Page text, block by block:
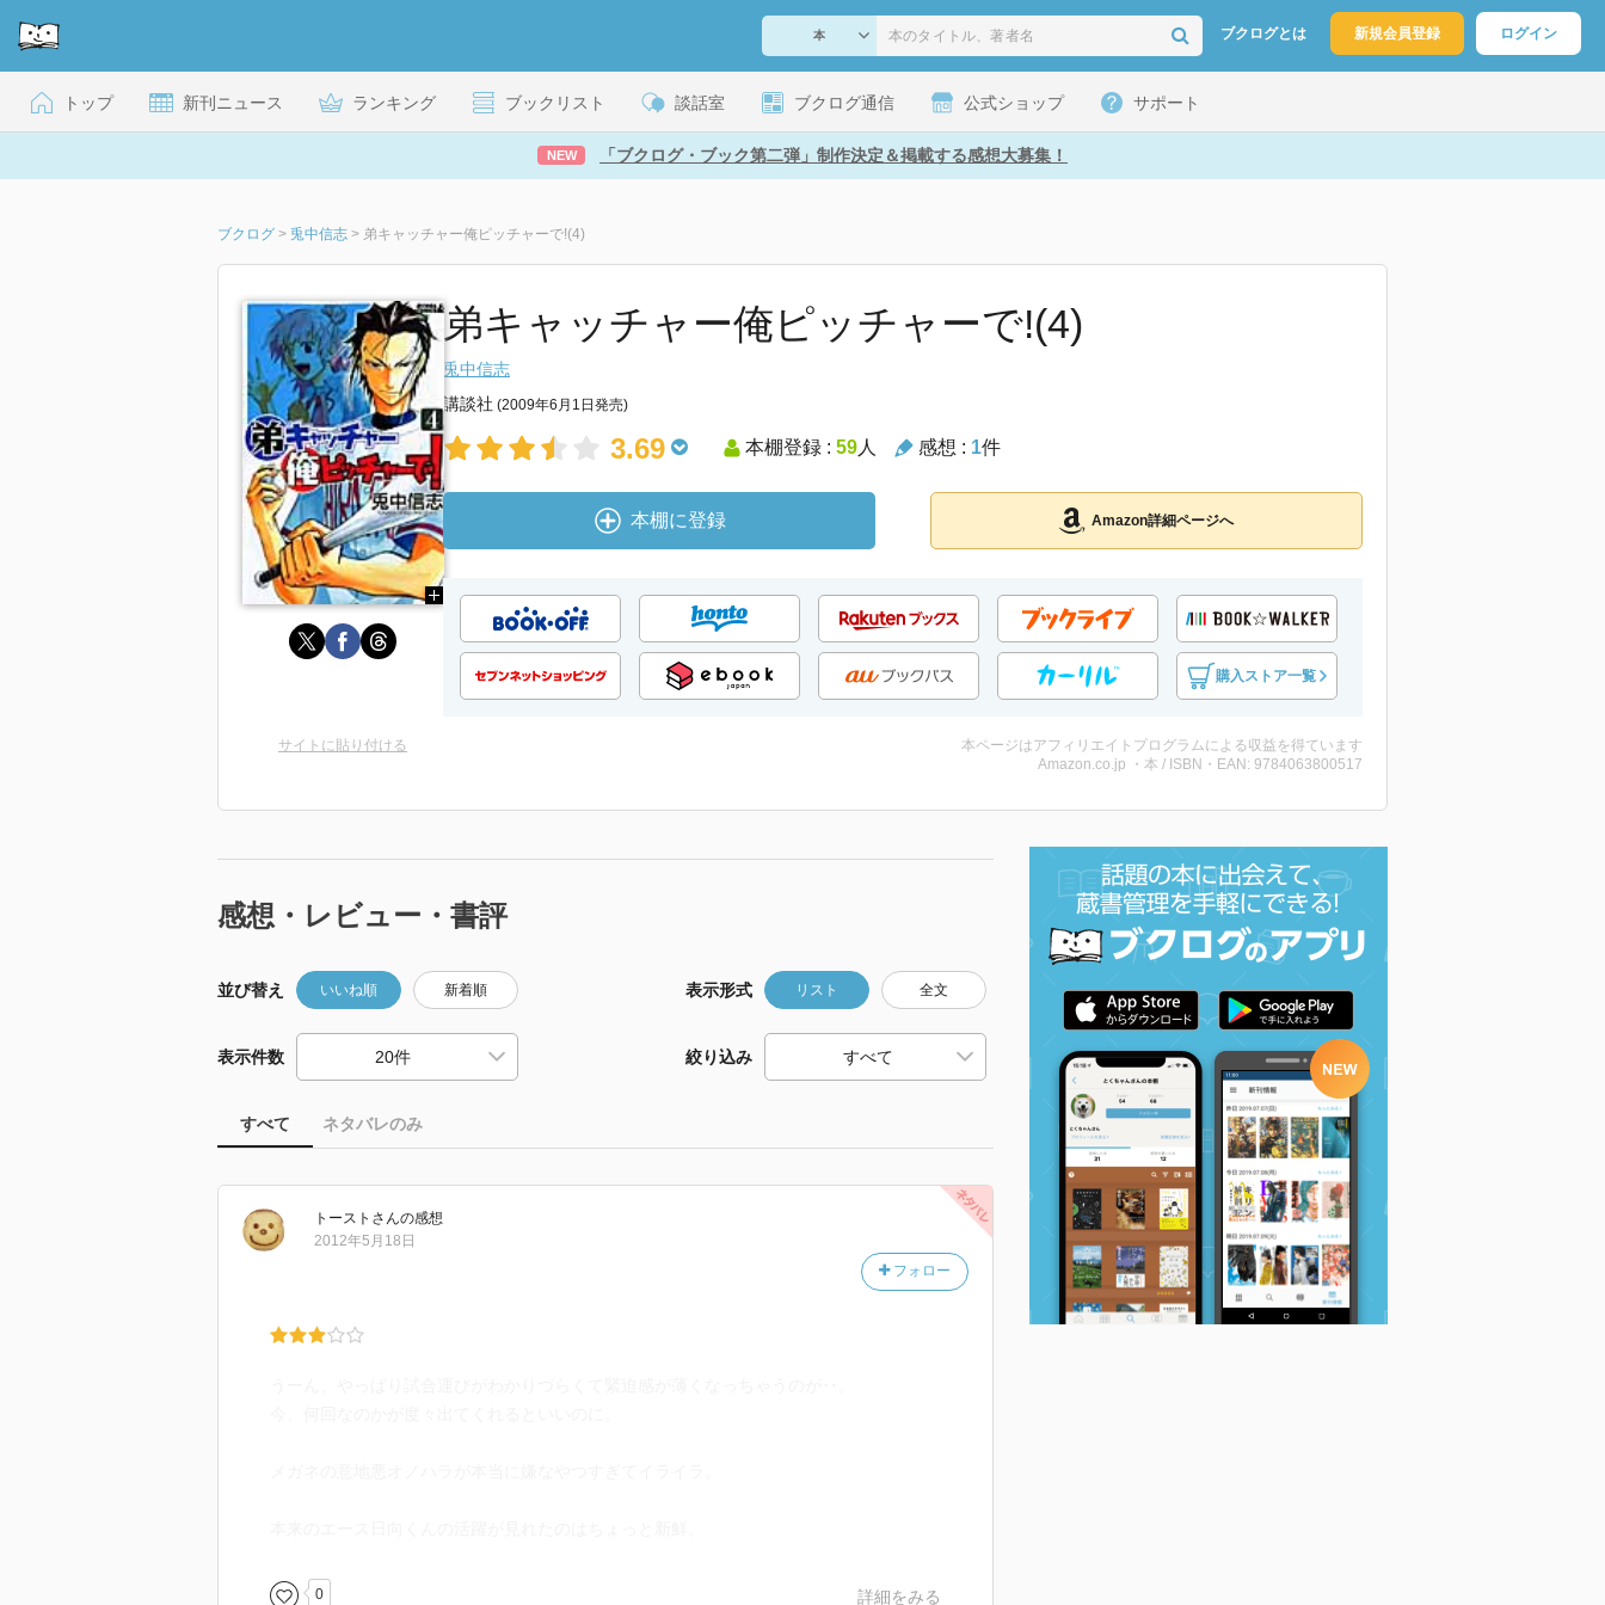
ブクログとは 新規会員登録 ログイン
トップ 新刊ニュース ランキング ブックリスト 談話室 ブクログ通信 公式ショップ サポート
NEW 「ブクログ・ブック第二弾」制作決定＆掲載する感想大募集！
ブクログ > 兎中信志 > 弟キャッチャー俺ピッチャーで!(4)
弟キャッチャー俺ピッチャーで!(4)
兎中信志
講談社 (2009年6月1日発売)
3.69 本棚登録 : 59人 感想 : 1件
本棚に登録 Amazon詳細ページへ
購入ストア一覧
サイトに貼り付ける
本ページはアフィリエイトプログラムによる収益を得ています
Amazon.co.jp ・本 / ISBN・EAN: 9784063800517
感想・レビュー・書評
並び替え いいね順 新着順 表示形式 リスト 全文
表示件数 絞り込み
すべて ネタバレのみ
トースト さんの感想
フォロー
2012年5月18日
0 詳細をみる